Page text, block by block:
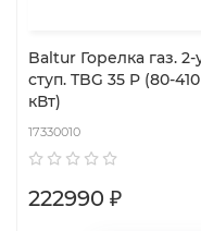
Baltur Горелка газ. 2-ух
ступ. TBG 35 P (80-410
кВт)
17330010
222990 ₽